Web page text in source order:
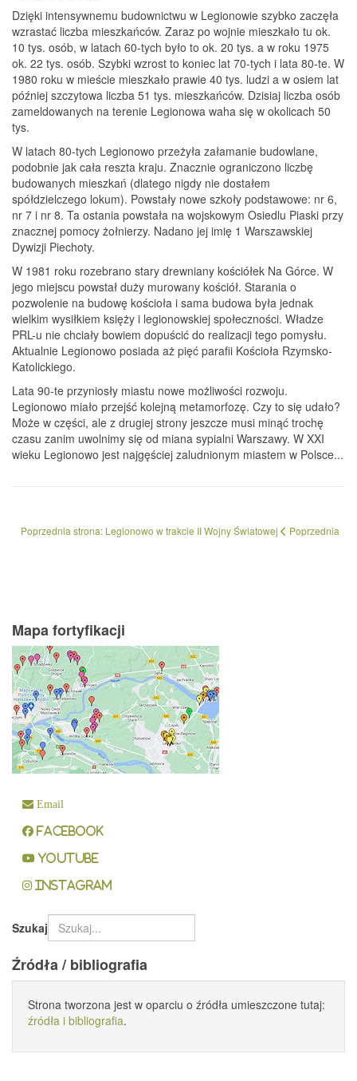
Dzięki intensywnemu budownictwu w Legionowie szybko zaczęła
wzrastać liczba mieszkańców. Zaraz po wojnie mieszkało tu ok.
10 tys. osób, w latach 60-tych było to ok. 20 tys. a w roku 1975
ok. 22 tys. osób. Szybki wzrost to koniec lat 70-tych i lata 80-te. W
1980 roku w mieście mieszkało prawie 40 tys. ludzi a w osiem lat
później szczytowa liczba 51 tys. mieszkańców. Dzisiaj liczba osób
zameldowanych na terenie Legionowa waha się w okolicach 50
tys.
W latach 80-tych Legionowo przeżyła załamanie budowlane,
podobnie jak cała reszta kraju. Znacznie ograniczono liczbę
budowanych mieszkań (dlatego nigdy nie dostałem
spółdzielczego lokum). Powstały nowe szkoły podstawowe: nr 6,
nr 7 i nr 8. Ta ostania powstała na wojskowym Osiedlu Piaski przy
znacznej pomocy żołnierzy. Nadano jej imię 1 Warszawskiej
Dywizji Piechoty.
W 1981 roku rozebrano stary drewniany kościółek Na Górce. W
jego miejscu powstał duży murowany kościół. Starania o
pozwolenie na budowę kościoła i sama budowa była jednak
wielkim wysiłkiem księży i legionowskiej społeczności. Władze
PRL-u nie chciały bowiem dopuścić do realizacji tego pomysłu.
Aktualnie Legionowo posiada aż pięć parafii Kościoła Rzymsko-
Katolickiego.
Lata 90-te przyniosły miastu nowe możliwości rozwoju.
Legionowo miało przejść kolejną metamorfozę. Czy to się udało?
Może w części, ale z drugiej strony jeszcze musi minąć trochę
czasu zanim uwolnimy się od miana sypialni Warszawy. W XXI
wieku Legionowo jest najgęściej zaludnionym miastem w Polsce...
Poprzednia strona: Legionowo w trakcie II Wojny Światowej Poprzednia
Mapa fortyfikacji
Email
Facebook
YouTube
Instagram
Szukaj
Źródła / bibliografia
Strona tworzona jest w oparciu o źródła umieszczone tutaj:
źródła i bibliografia.